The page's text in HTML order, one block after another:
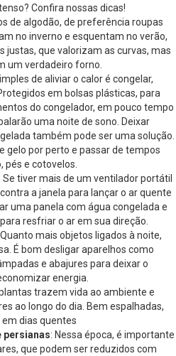
Confira nossas dicas!
de algodão, de preferência roupas
no inverno e esquentam no verão,
justas, que valorizam as curvas, mas
um verdadeiro forno.
de aliviar o calor é congelar,
em bolsas plásticas, para
do congelador, em pouco tempo
uma noite de sono. Deixar
também pode ser uma solução.
gelo por perto e passar de tempos
pés e cotovelos.
: Se tiver mais de um ventilador portátil
a janela para lançar o ar quente
uma panela com água congelada e
resfriar o ar em sua direção.
Quanto mais objetos ligados à noite,
É bom desligar aparelhos como
e abajures para deixar o
energia.
trazem vida ao ambiente e
ao longo do dia. Bem espalhadas,
dias quentes
persianas: Nessa época, é importante
que podem ser reduzidos com